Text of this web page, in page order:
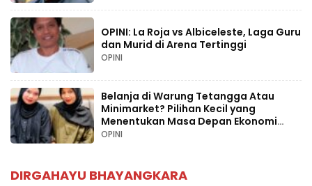
OPINI: La Roja vs Albiceleste, Laga Guru
dan Murid di Arena Tertinggi
OPINI
Belanja di Warung Tetangga Atau
Minimarket? Pilihan Kecil yang
Menentukan Masa Depan Ekonomi
Palopo
OPINI
DIRGAHAYU BHAYANGKARA